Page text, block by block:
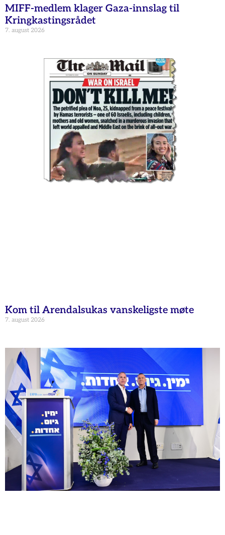
MIFF-medlem klager Gaza-innslag til
Kringkastingsrådet
7. august 2026
Kom til Arendalsukas vanskeligste møte
7. august 2026